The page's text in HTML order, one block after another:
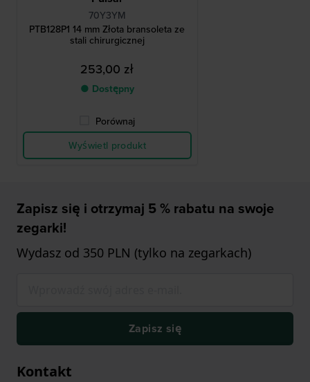
70Y3YM
PTB128P1 14 mm Złota bransoleta ze
stali chirurgicznej
253,00 zł
● Dostępny
Porównaj
Wyświetl produkt
Zapisz się i otrzymaj 5 % rabatu na swoje
zegarki!
Wydasz od 350 PLN (tylko na zegarkach)
Zapisz się
Kontakt